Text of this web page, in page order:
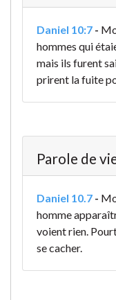
Daniel 10:7 -
hommes qui
mais ils furent
prirent la fuite
Parole de
Daniel 10.7 -
homme
voient rien.
se cacher.